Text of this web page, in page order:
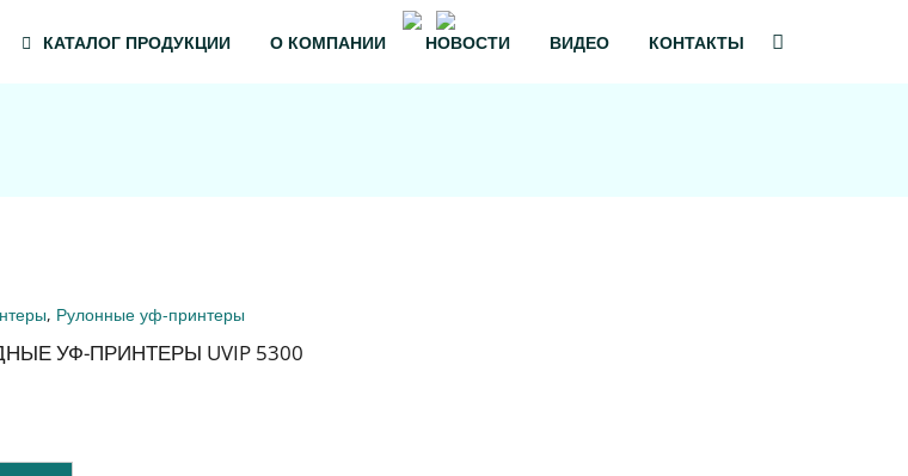
КАТАЛОГ ПРОДУКЦИИ О КОМПАНИИ НОВОСТИ ВИДЕО КОНТАКТЫ
, Рулонные уф-принтеры